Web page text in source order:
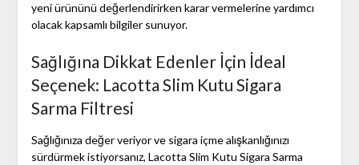
yeni ürününü değerlendirirken karar vermelerine yardımcı
olacak kapsamlı bilgiler sunuyor.
Sağlığına Dikkat Edenler İçin İdeal
Seçenek: Lacotta Slim Kutu Sigara
Sarma Filtresi
Sağlığınıza değer veriyor ve sigara içme alışkanlığınızı
sürdürmek istiyorsanız, Lacotta Slim Kutu Sigara Sarma